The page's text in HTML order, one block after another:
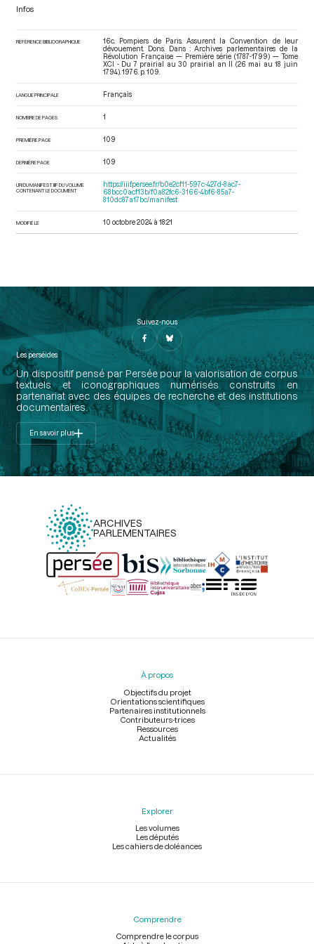
Infos
RÉFÉRENCE BIBLIOGRAPHIQUE
16c. Pompiers de Paris. Assurent la Convention de leur
dévouement. Dons. Dans : Archives parlementaires de la
Révolution Française — Première série (1787-1799) — Tome
XCI - Du 7 prairial au 30 prairial an II (26 mai au 18 juin
1794) . 1976. p. 109.
LANGUE PRINCIPALE Français
NOMBRE DE PAGES 1
PREMIÈRE PAGE 109
DERNIÈRE PAGE 109
URI DU MANIFEST IIIF DU VOLUME
CONTENANT LE DOCUMENT
https://iiif.persee.fr/b0e2cf11-597c-427d-8ac7-
68bcc0acf13b/f0a82fc6-3166-4bf6-85a7-
810dc87a17bc/manifest
MODIFIÉ LE 10 octobre 2024 à 18:21
Suivez-nous
Les perséides
Un dispositif pensé par Persée pour la valorisation de corpus
textuels et iconographiques numérisés construits en
partenariat avec des équipes de recherche et des institutions
documentaires.
En savoir plus
ARCHIVES
PARLEMENTAIRES
Menu
À propos
Objectifs du projet
Orientations scientifiques
Partenaires institutionnels
Contributeurs-trices
Ressources
Actualités
Explorer
Les volumes
Les députés
Les cahiers de doléances
Comprendre
Comprendre le corpus